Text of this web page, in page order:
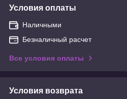
Условия оплаты
Наличными
Безналичный расчет
Все условия оплаты
Условия возврата